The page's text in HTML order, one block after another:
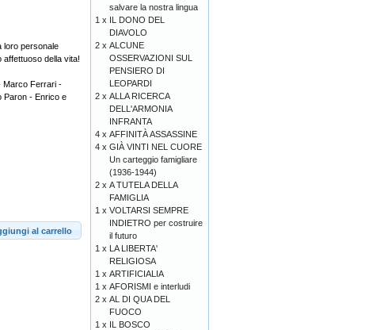
loro personale
affettuoso della vita!
Marco Ferrari -
Paron - Enrico e
al carrello
salvare la nostra lingua
1 x IL DONO DEL
DIAVOLO
2 x ALCUNE
OSSERVAZIONI SUL
PENSIERO DI
LEOPARDI
2 x ALLA RICERCA
DELL'ARMONIA
INFRANTA
4 x AFFINITÀ ASSASSINE
4 x GIÀ VINTI NEL CUORE
Un carteggio famigliare
(1936-1944)
2 x A TUTELA DELLA
FAMIGLIA
1 x VOLTARSI SEMPRE
INDIETRO per costruire
il futuro
1 x LA LIBERTA'
RELIGIOSA
1 x ARTIFICIALIA
1 x AFORISMI e interludi
2 x AL DI QUA DEL
FUOCO
1 x IL BOSCO